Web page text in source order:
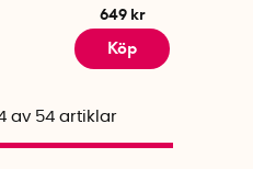
649 kr
Köp
av 54 artiklar